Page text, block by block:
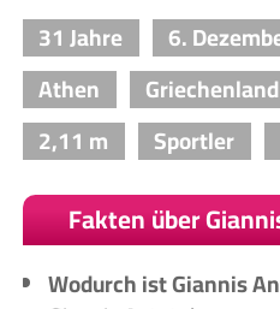
31 Jahre 6.
Athen
Griechenland
2,11 m
Sportler
Fakten über
Wodurch ist Giannis